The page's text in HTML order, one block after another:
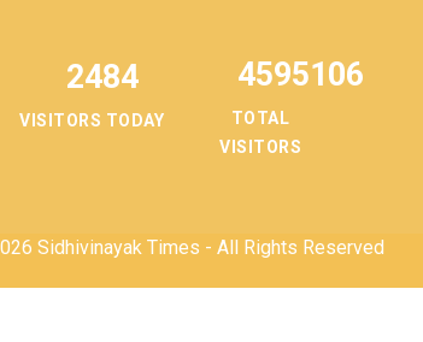
2484
VISITORS TODAY
4595106
TOTAL
VISITORS
Sidhivinayak Times - All Rights Reserved